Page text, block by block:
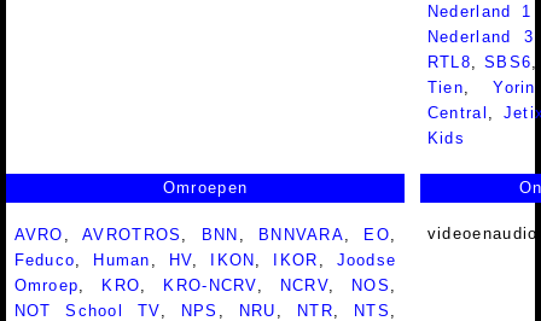
Nederland
Nederland
RTL8 ,SBS6
Tien ,Yorin
Central
Kids
Omroepen
AVRO ,AVROTROS BNN BNNVARA EO
Feduco
Human HV IKON IKOR
Joodse
Omroep
KRO KRO-NCRV NCRV NOS
NOT School TV
NPS NRU NTR NTS